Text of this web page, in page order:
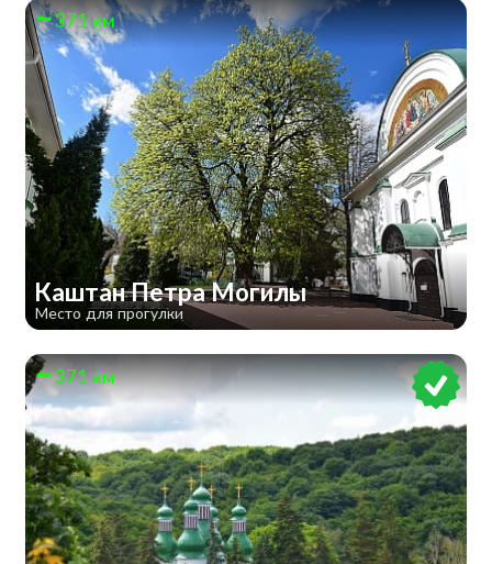
371 км
Каштан Петра Могилы
Место для прогулки
371 км